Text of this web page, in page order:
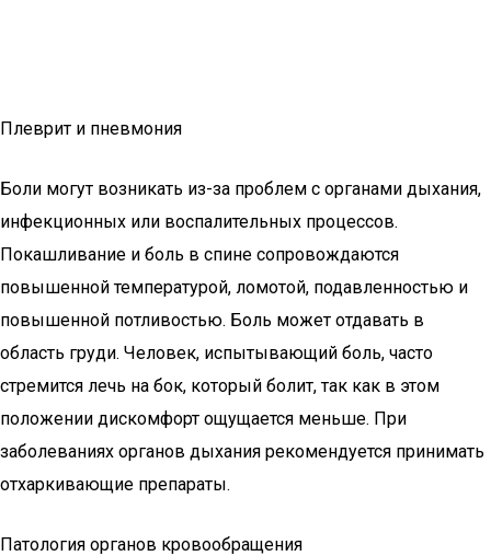
Плеврит и пневмония
Боли могут возникать из-за проблем с органами дыхания,
инфекционных или воспалительных процессов.
Покашливание и боль в спине сопровождаются
повышенной температурой, ломотой, подавленностью и
повышенной потливостью. Боль может отдавать в
область груди. Человек, испытывающий боль, часто
стремится лечь на бок, который болит, так как в этом
положении дискомфорт ощущается меньше. При
заболеваниях органов дыхания рекомендуется принимать
отхаркивающие препараты.
Патология органов кровообращения